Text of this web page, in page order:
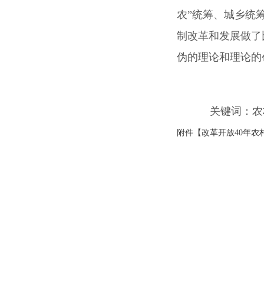
农”统筹、城乡统
制改革和发展做
伪的理论和理论
关键词：
附件【改革开放40年农